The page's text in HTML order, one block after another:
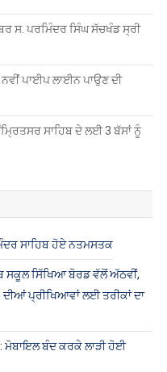
ਸ. ਪਰਮਿੰਦਰ ਸਿੰਘ ਸੱਚਖੰਡ ਸ੍ਰੀ
ਪਾਈਪ ਲਾਈਨ ਪਾਉਣ ਦੀ
ਸਾਹਿਬ ਦੇ ਲਈ 3 ਬੱਸਾਂ ਨੂੰ
ਸਾਹਿਬ ਹੋਏ ਨਤਮਸਤਕ
ਸਕੂਲ ਸਿੱਖਿਆ ਬੋਰਡ ਵੱਲੋਂ ਅੱਠਵੀਂ,
ਪ੍ਰੀਖਿਆਵਾਂ ਲਈ ਤਰੀਕਾਂ ਦਾ
: ਮੋਬਾਇਲ ਬੰਦ ਕਰਕੇ ਲਾੜੀ ਹੋਈ